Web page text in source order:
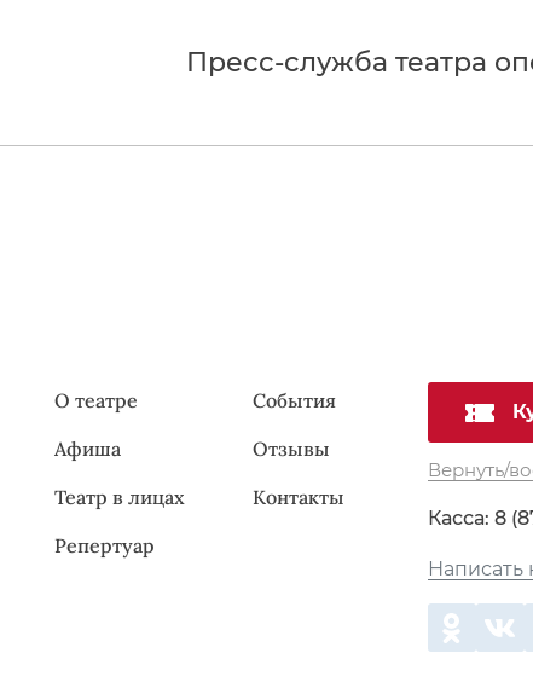
Пресс-служба театра
О театре
Афиша
Театр в лицах
Репертуар
События
Отзывы
Контакты
Вернуть/
Касса: 8
Написать